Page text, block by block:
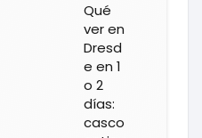
Qué
ver en
Dresd
e en 1
o 2
días:
casco